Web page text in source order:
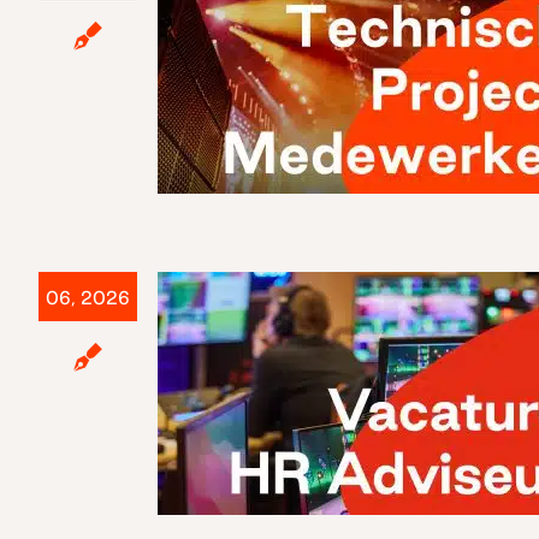
Technisch Project
Medewerker Utrecht
06, 2026